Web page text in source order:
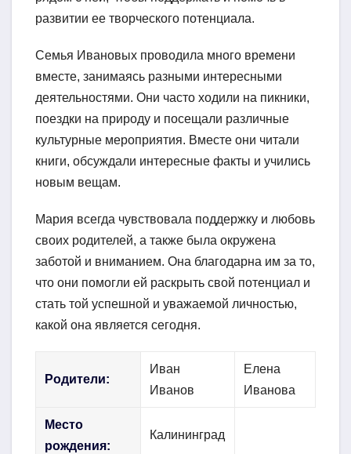
развитии ее творческого потенциала.
Семья Ивановых проводила много времени
вместе, занимаясь разными интересными
деятельностями. Они часто ходили на пикники,
поездки на природу и посещали различные
культурные мероприятия. Вместе они читали
книги, обсуждали интересные факты и учились
новым вещам.
Мария всегда чувствовала поддержку и любовь
своих родителей, а также была окружена
заботой и вниманием. Она благодарна им за то,
что они помогли ей раскрыть свой потенциал и
стать той успешной и уважаемой личностью,
какой она является сегодня.
Родители:
Иван
Иванов
Елена
Иванова
Место
рождения:
Калининград